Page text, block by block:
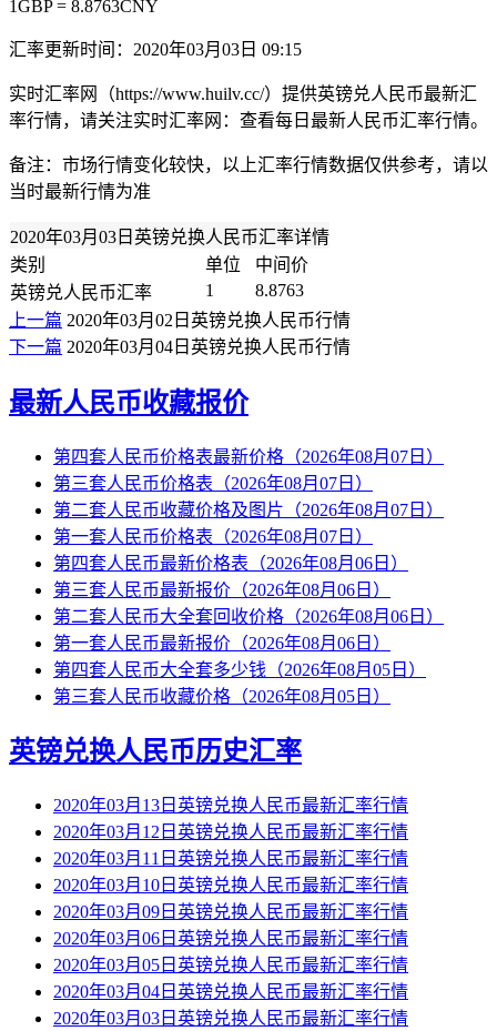
1GBP = 8.8763CNY
汇率更新时间：2020年03月03日 09:15
实时汇率网（https://www.huilv.cc/）提供英镑兑人民币最新汇
率行情，请关注实时汇率网：查看每日最新人民币汇率行情。
备注：市场行情变化较快，以上汇率行情数据仅供参考，请以
当时最新行情为准
2020年03月03日英镑兑换人民币汇率详情
类别
单位
中间价
英镑兑人民币汇率
1
8.8763
上一篇 2020年03月02日英镑兑换人民币行情
下一篇 2020年03月04日英镑兑换人民币行情
最新人民币收藏报价
第四套人民币价格表最新价格（2026年08月07日）
第三套人民币价格表（2026年08月07日）
第二套人民币收藏价格及图片（2026年08月07日）
第一套人民币价格表（2026年08月07日）
第四套人民币最新价格表（2026年08月06日）
第三套人民币最新报价（2026年08月06日）
第二套人民币大全套回收价格（2026年08月06日）
第一套人民币最新报价（2026年08月06日）
第四套人民币大全套多少钱（2026年08月05日）
第三套人民币收藏价格（2026年08月05日）
英镑兑换人民币历史汇率
2020年03月13日英镑兑换人民币最新汇率行情
2020年03月12日英镑兑换人民币最新汇率行情
2020年03月11日英镑兑换人民币最新汇率行情
2020年03月10日英镑兑换人民币最新汇率行情
2020年03月09日英镑兑换人民币最新汇率行情
2020年03月06日英镑兑换人民币最新汇率行情
2020年03月05日英镑兑换人民币最新汇率行情
2020年03月04日英镑兑换人民币最新汇率行情
2020年03月03日英镑兑换人民币最新汇率行情